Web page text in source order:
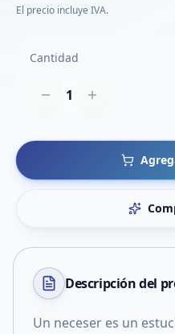
El precio incluye IVA.
Cantidad
1
Descripción del
Un neceser es un